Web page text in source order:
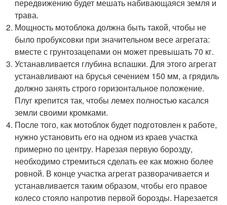
передвижению будет мешать набивающаяся земля и
трава.
Мощность мотоблока должна быть такой, чтобы не
было пробуксовки при значительном весе агрегата:
вместе с грунтозацепами он может превышать 70 кг.
Устанавливается глубина вспашки. Для этого агрегат
устанавливают на брусья сечением 150 мм, а грядиль
должно занять строго горизонтальное положение.
Плуг крепится так, чтобы лемех полностью касался
земли своими кромками.
После того, как мотоблок будет подготовлен к работе,
нужно установить его на одном из краев участка
примерно по центру. Нарезая первую борозду,
необходимо стремиться сделать ее как можно более
ровной. В конце участка агрегат разворачивается и
устанавливается таким образом, чтобы его правое
колесо стояло напротив первой борозды. Нарезается